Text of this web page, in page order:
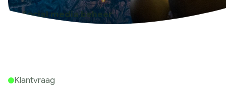
Historie
Wat wij doen
Marketing Strategie
Social media beheer
Consistent en herkenbaar online
Klantvraag